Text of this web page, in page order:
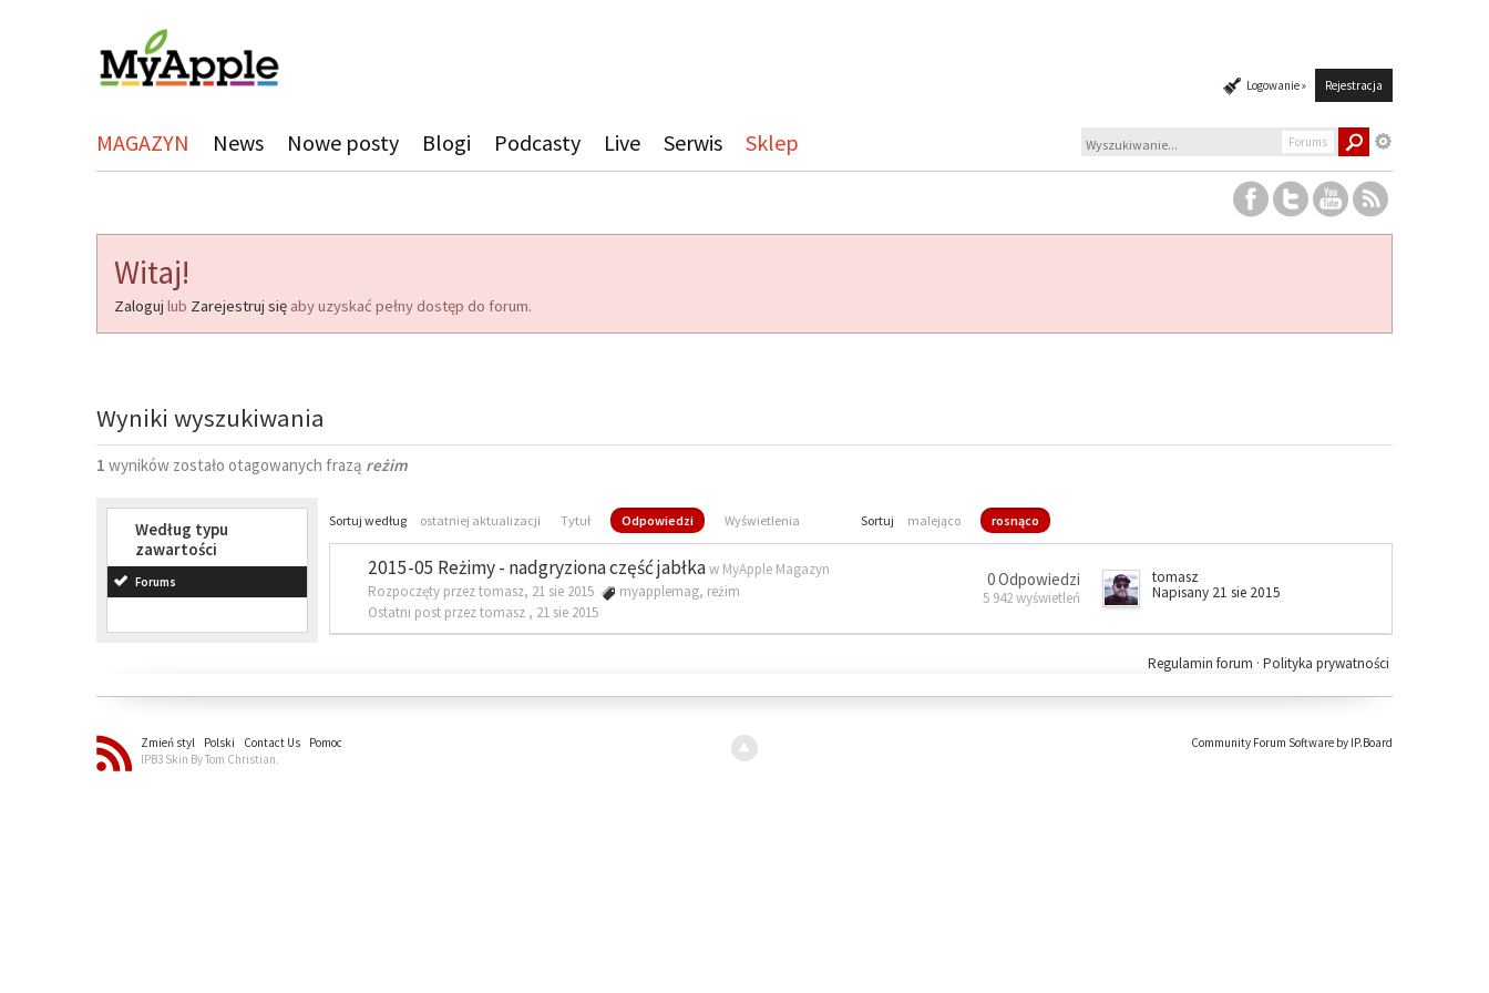
Logowanie » Rejestracja
MAGAZYN News Nowe posty Blogi Podcasty Live Serwis Sklep Forums
Witaj!
Zaloguj lub Zarejestruj się aby uzyskać pełny dostęp do forum.
Wyniki wyszukiwania
1 wyników zostało otagowanych frazą reżim
Według typu
zawartości
Forums
Sortuj według ostatniej aktualizacji Tytuł Odpowiedzi Wyświetlenia Sortuj malejąco rosnąco
2015-05 Reżimy - nadgryziona część jabłkaw MyApple Magazyn
Rozpoczęty przez tomasz, 21 sie 2015
myapplemag, reżim
Ostatni post przez tomasz , 21 sie 2015
0 Odpowiedzi
5 942 wyświetleń
tomasz
Napisany 21 sie 2015
Polityka prywatności
Regulamin forum ·
Zmień styl Polski Contact Us
Pomoc
IPB3 Skin By Tom Christian.
Community Forum Software by IP.Board